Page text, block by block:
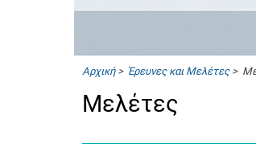
Αρχική> Έρευνες και Μελέτες>
Μελέτες